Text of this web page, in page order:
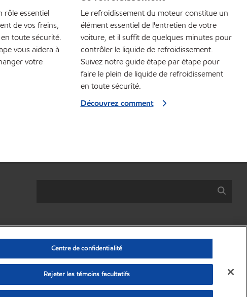
rôle essentiel
de vos freins,
toute sécurité.
vous aidera à
votre
Le refroidissement du moteur constitue un
élément essentiel de l'entretien de votre
voiture, et il suffit de quelques minutes pour
contrôler le liquide de refroidissement.
Suivez notre guide étape par étape pour
faire le plein de liquide de refroidissement
en toute sécurité.
Découvrez comment
personnelles) • Protection des données personnelles • Conditions générales
Centre de confidentialité
Rejeter les témoins facultatifs